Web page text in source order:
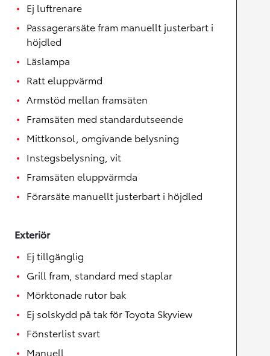
Ej luftrenare
Passagerarsäte fram manuellt justerbart i
höjdled
Läslampa
Ratt eluppvärmd
Armstöd mellan framsäten
Framsäten med standardutseende
Mittkonsol, omgivande belysning
Instegsbelysning, vit
Framsäten eluppvärmda
Förarsäte manuellt justerbart i höjdled
Exteriör
Ej tillgänglig
Grill fram, standard med staplar
Mörktonade rutor bak
Ej solskydd på tak för Toyota Skyview
Fönsterlist svart
Manuell